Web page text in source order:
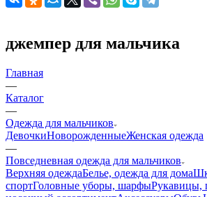
джемпер для мальчика
Главная
—
Каталог
—
Одежда для мальчиков
ДевочкиНоворожденныеЖенская одежда
—
Повседневная одежда для мальчиков
Верхняя одеждаБелье, одежда для дома
спортГоловные уборы, шарфыРукавицы,